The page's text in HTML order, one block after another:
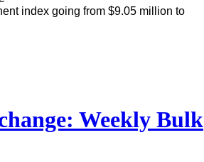
index going from $9.05 million to
Weekly Bulk